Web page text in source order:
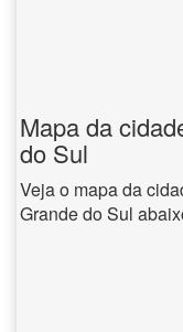
Mapa da
do Sul
Veja o mapa da
Grande do Sul